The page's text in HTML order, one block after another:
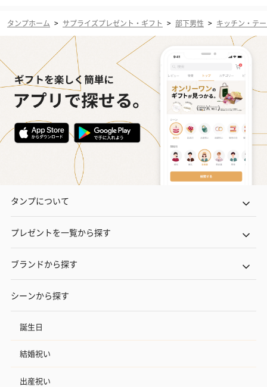
タンプホーム > サプライズプレゼント・ギフト > 部下男性 > キッチン・テ
タンプについて
プレゼントを一覧から探す
ブランドから探す
シーンから探す
誕生日
結婚祝い
出産祝い